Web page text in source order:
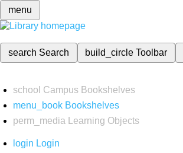
menu
search Search build_circleToolbar
school Campus Bookshelves
menu_book Bookshelves
perm_media
Learning Objects
login Login